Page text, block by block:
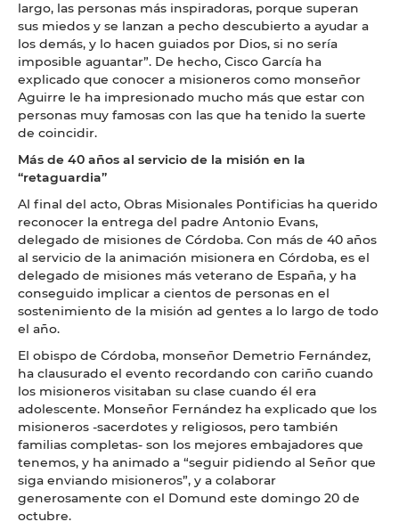
largo, las personas más inspiradoras, porque superan
sus miedos y se lanzan a pecho descubierto a ayudar a
los demás, y lo hacen guiados por Dios, si no sería
imposible aguantar”. De hecho, Cisco García ha
explicado que conocer a misioneros como monseñor
Aguirre le ha impresionado mucho más que estar con
personas muy famosas con las que ha tenido la suerte
de coincidir.
Más de 40 años al servicio de la misión en la
“retaguardia”
Al final del acto, Obras Misionales Pontificias ha querido
reconocer la entrega del padre Antonio Evans,
delegado de misiones de Córdoba. Con más de 40 años
al servicio de la animación misionera en Córdoba, es el
delegado de misiones más veterano de España, y ha
conseguido implicar a cientos de personas en el
sostenimiento de la misión ad gentes a lo largo de todo
el año.
El obispo de Córdoba, monseñor Demetrio Fernández,
ha clausurado el evento recordando con cariño cuando
los misioneros visitaban su clase cuando él era
adolescente. Monseñor Fernández ha explicado que los
misioneros -sacerdotes y religiosos, pero también
familias completas- son los mejores embajadores que
tenemos, y ha animado a “seguir pidiendo al Señor que
siga enviando misioneros”, y a colaborar
generosamente con el Domund este domingo 20 de
octubre.